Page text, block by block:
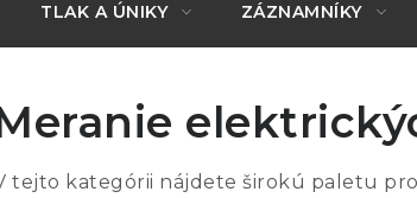
TLAK A ÚNIKY ZÁZNAMNÍKY
tejto kategórii nájdete širokú paletu